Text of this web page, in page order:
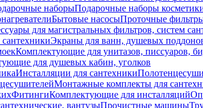
наборыПодарочные наборы
Бытовые насосыПроточные
для магистральных фильтров, систем
Экраны для ванн, душевых
Комплектующие для унитазов, писсуаров,
для душевых кабин, уголков
Инсталляции для сантехники
Монтажные комплекты для
ФитингиКомплектующие для инсталляций
вантузыПрочистные машины